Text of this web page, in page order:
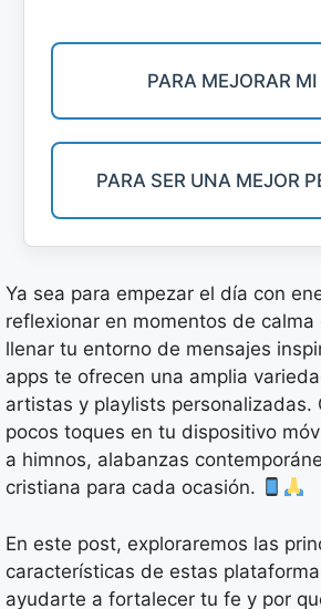
PARA MEJORAR MI
PARA SER UNA MEJOR
Ya sea para empezar el día con
reflexionar en momentos de calma
llenar tu entorno de mensajes
apps te ofrecen una amplia
artistas y playlists personalizadas.
pocos toques en tu dispositivo
a himnos, alabanzas
cristiana para cada ocasión.
En este post, exploraremos las
características de estas
ayudarte a fortalecer tu fe y por